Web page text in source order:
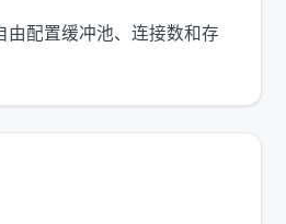
由配置缓冲池、连接数和存